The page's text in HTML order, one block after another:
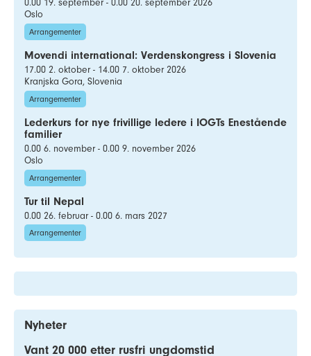
0.00 19. september - 0.00 20. september 2026
Oslo
Arrangementer
Movendi international: Verdenskongress i Slovenia
17.00 2. oktober - 14.00 7. oktober 2026
Kranjska Gora, Slovenia
Arrangementer
Lederkurs for nye frivillige ledere i IOGTs Enestående
familier
0.00 6. november - 0.00 9. november 2026
Oslo
Arrangementer
Tur til Nepal
0.00 26. februar - 0.00 6. mars 2027
Arrangementer
Nyheter
Vant 20 000 etter rusfri ungdomstid